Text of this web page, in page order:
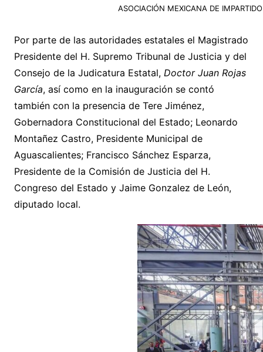
ASOCIACIÓN MEXICANA DE
Por parte de las autoridades estatales el Magistrado
Presidente del H. Supremo Tribunal de Justicia y del
Consejo de la Judicatura Estatal, Doctor Juan Rojas
García, así como en la inauguración se contó
también con la presencia de Tere Jiménez,
Gobernadora Constitucional del Estado; Leonardo
Montañez Castro, Presidente Municipal de
Aguascalientes; Francisco Sánchez Esparza,
Presidente de la Comisión de Justicia del H.
Congreso del Estado y Jaime Gonzalez de León,
diputado local.